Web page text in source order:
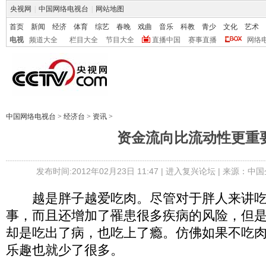
央视网 中国网络电视台 网站地图
首页 新闻 经济 体育 综艺 春晚 戏曲 音乐 科教 青少 文化
艺术
电视
频道大全 栏目大全 节目大全 直播中国 赛事直播 网络
中国网络电视台 > 经济台 > 资讯 >
资金流向比流动性更重
发布时间:2012年02月23日 11:47 | 进入复兴论坛| 来源：中
越是胖子越爱吃肉。尽管对于胖人来讲
事，而且还增加了罹患很多疾病的风险，但
却是吃出了病，也吃上了瘾。仿佛如果不吃
乐趣也就少了很多。